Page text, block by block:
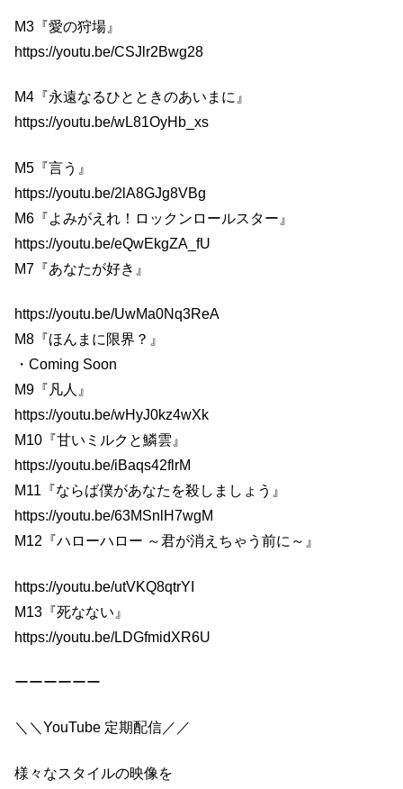
M3『愛の狩場』
https://youtu.be/CSJlr2Bwg28
M4『永遠なるひとときのあいまに』
https://youtu.be/wL81OyHb_xs
M5『言う』
https://youtu.be/2lA8GJg8VBg
M6『よみがえれ！ロックンロールスター』
https://youtu.be/eQwEkgZA_fU
M7『あなたが好き』
https://youtu.be/UwMa0Nq3ReA
M8『ほんまに限界？』
・Coming Soon
M9『凡人』
https://youtu.be/wHyJ0kz4wXk
M10『甘いミルクと鱗雲』
https://youtu.be/iBaqs42flrM
M11『ならば僕があなたを殺しましょう』
https://youtu.be/63MSnlH7wgM
M12『ハローハロー ～君が消えちゃう前に～』
https://youtu.be/utVKQ8qtrYI
M13『死なない』
https://youtu.be/LDGfmidXR6U
ーーーーーー
＼＼YouTube 定期配信／／
様々なスタイルの映像を